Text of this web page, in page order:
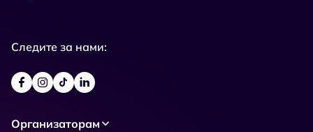
Следите за нами:
Организаторам